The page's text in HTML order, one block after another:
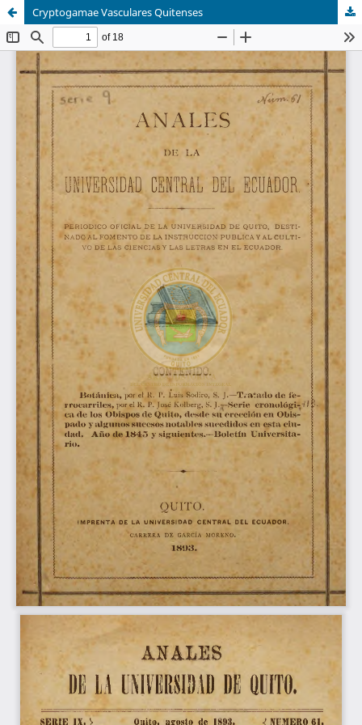
Cryptogamae Vasculares Quitenses